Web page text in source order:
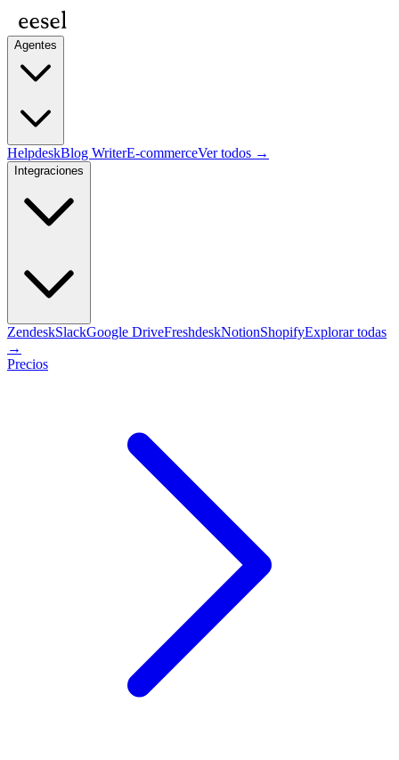
Agentes
HelpdeskBlog WriterE-commerceVer todos →
Integraciones
ZendeskSlackGoogle DriveFreshdeskNotionShopifyExplorar todas
→
Precios